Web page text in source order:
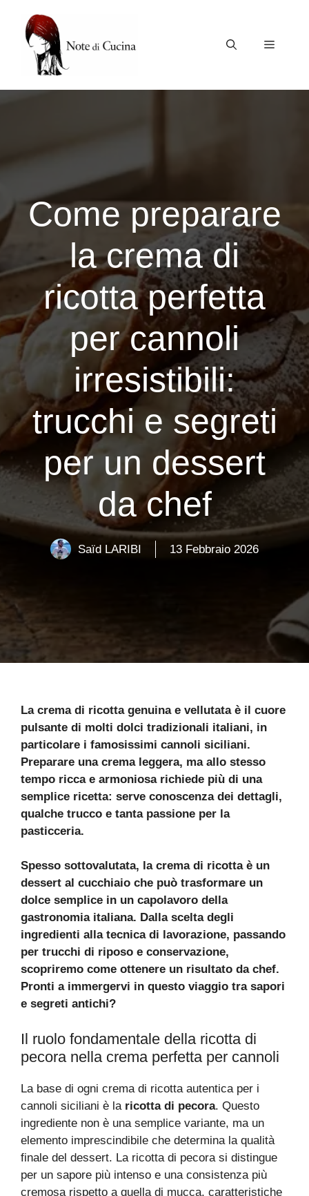
contenuto
Menu
Come preparare
la crema di
ricotta perfetta
per cannoli
irresistibili:
trucchi e segreti
per un dessert
da chef
Saïd LARIBI 13 Febbraio 2026
La crema di ricotta genuina e vellutata è il cuore
pulsante di molti dolci tradizionali italiani, in
particolare i famosissimi cannoli siciliani.
Preparare una crema leggera, ma allo stesso
tempo ricca e armoniosa richiede più di una
semplice ricetta: serve conoscenza dei dettagli,
qualche trucco e tanta passione per la
pasticceria.
Spesso sottovalutata, la crema di ricotta è un
dessert al cucchiaio che può trasformare un
dolce semplice in un capolavoro della
gastronomia italiana. Dalla scelta degli
ingredienti alla tecnica di lavorazione, passando
per trucchi di riposo e conservazione,
scopriremo come ottenere un risultato da chef.
Pronti a immergervi in questo viaggio tra sapori
e segreti antichi?
Il ruolo fondamentale della ricotta di
pecora nella crema perfetta per cannoli
La base di ogni crema di ricotta autentica per i
cannoli siciliani è la ricotta di pecora. Questo
ingrediente non è una semplice variante, ma un
elemento imprescindibile che determina la qualità
finale del dessert. La ricotta di pecora si distingue
per un sapore più intenso e una consistenza più
cremosa rispetto a quella di mucca, caratteristiche